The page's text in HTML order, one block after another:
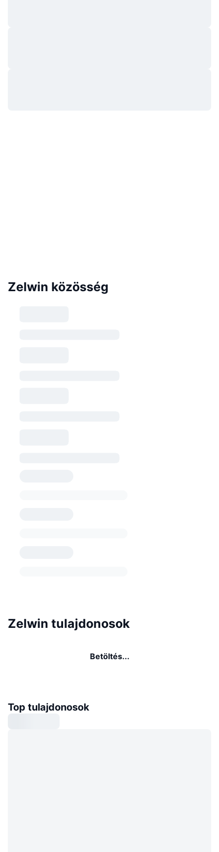
Zelwin közösség
Zelwin tulajdonosok
Betöltés...
Top tulajdonosok